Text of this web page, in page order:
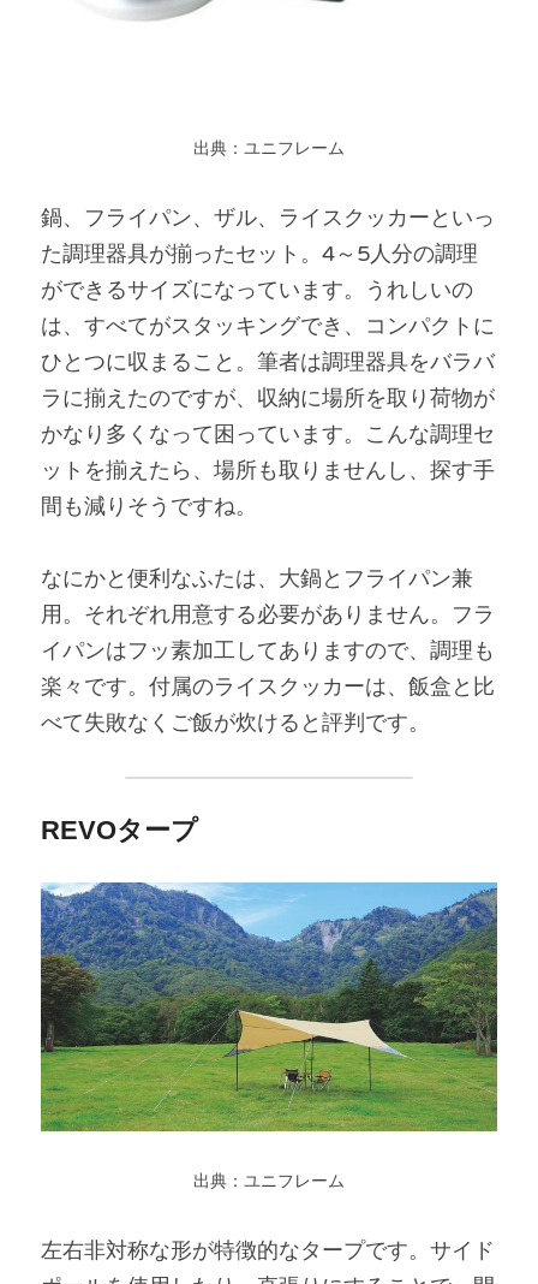
出典：ユニフレーム
鍋、フライパン、ザル、ライスクッカーといっ
た調理器具が揃ったセット。4～5人分の調理
ができるサイズになっています。うれしいの
は、すべてがスタッキングでき、コンパクトに
ひとつに収まること。筆者は調理器具をバラバ
ラに揃えたのですが、収納に場所を取り荷物が
かなり多くなって困っています。こんな調理セ
ットを揃えたら、場所も取りませんし、探す手
間も減りそうですね。
なにかと便利なふたは、大鍋とフライパン兼
用。それぞれ用意する必要がありません。フラ
イパンはフッ素加工してありますので、調理も
楽々です。付属のライスクッカーは、飯盒と比
べて失敗なくご飯が炊けると評判です。
REVOタープ
出典：ユニフレーム
左右非対称な形が特徴的なタープです。サイド